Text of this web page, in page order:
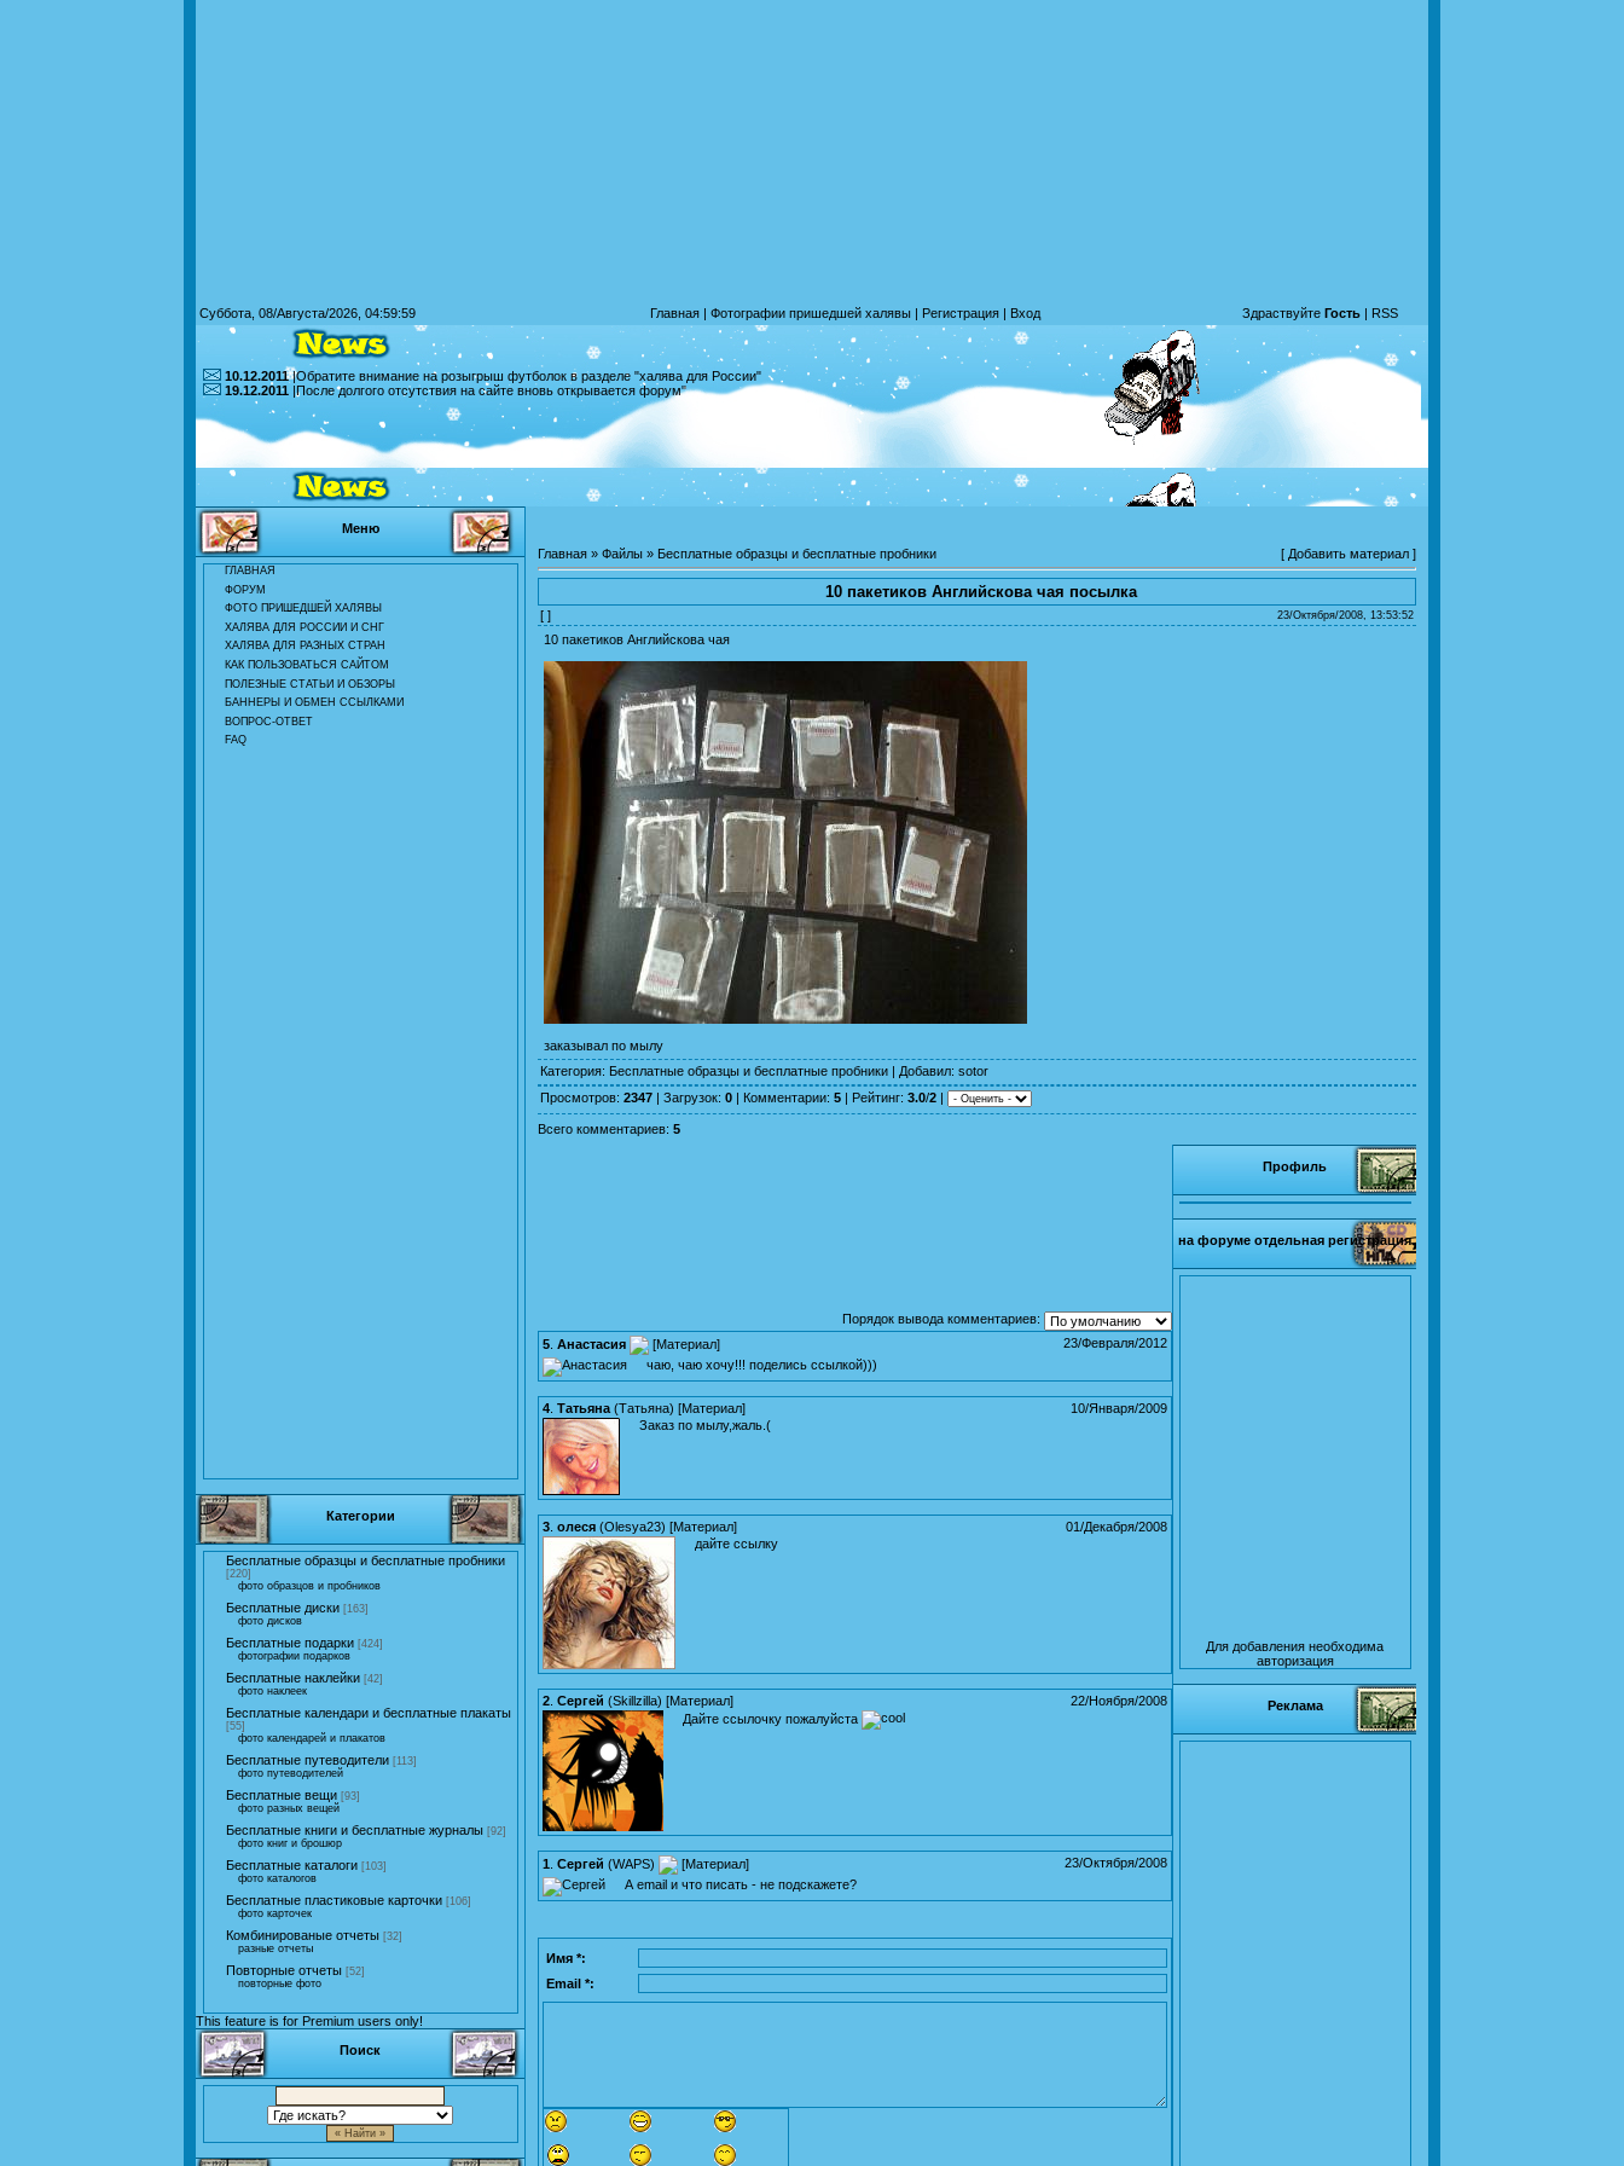
Суббота, 08/Августа/2026, 04:59:59 Главная | Фотографии пришедшей халявы | Регистрация | Вход Здраствуйте Гость | RSS
10.12.2011|Обратите внимание на розыгрыш футболок в разделе "халява для России"
19.12.2011 |После долгого отсутствия на сайте вновь открывается форум"
Меню
ГЛАВНАЯ
ФОРУМ
ФОТО ПРИШЕДШЕЙ ХАЛЯВЫ
ХАЛЯВА ДЛЯ РОССИИ И СНГ
ХАЛЯВА ДЛЯ РАЗНЫХ СТРАН
КАК ПОЛЬЗОВАТЬСЯ САЙТОМ
ПОЛЕЗНЫЕ СТАТЬИ И ОБЗОРЫ
БАННЕРЫ И ОБМЕН ССЫЛКАМИ
ВОПРОС-ОТВЕТ
FAQ
Категории
Бесплатные образцы и бесплатные пробники
[220]
фото образцов и пробников
Бесплатные диски [163]
фото дисков
Бесплатные подарки [424]
фотографии подарков
Бесплатные наклейки [42]
фото наклеек
Бесплатные календари и бесплатные плакаты
[55]
фото календарей и плакатов
Бесплатные путеводители [113]
фото путеводителей
Бесплатные вещи [93]
фото разных вещей
Бесплатные книги и бесплатные журналы [92]
фото книг и брошюр
Бесплатные каталоги [103]
фото каталогов
Бесплатные пластиковые карточки [106]
фото карточек
Комбинированые отчеты [32]
разные отчеты
Повторные отчеты [52]
повторные фото
This feature is for Premium users only!
Поиск
Главная » Файлы » Бесплатные образцы и бесплатные пробники [ Добавить материал ]
10 пакетиков Английскова чая посылка
[ ] 23/Октября/2008, 13:53:52
10 пакетиков Английскова чая
заказывал по мылу
Категория: Бесплатные образцы и бесплатные пробники | Добавил: sotor
Просмотров: 2347 | Загрузок: 0 | Комментарии: 5 | Рейтинг: 3.0/2 |
Всего комментариев: 5
Порядок вывода комментариев:
23/Февраля/2012
5 Анастасия [Материал]
чаю, чаю хочу!!! поделись ссылкой)))
10/Января/2009
4 Татьяна (Татьяна) [Материал]
Заказ по мылу,жаль.(
01/Декабря/2008
3 олеся (Olesya23) [Материал]
дайте ссылку
22/Ноября/2008
2 Сергей (Skillzilla) [Материал]
Дайте ссылочку пожалуйста
23/Октября/2008
1 Сергей (WAPS) [Материал]
А email и что писать - не подскажете?
Имя *:
Email *:
Профиль
на форуме отдельная регистрация
Для добавления необходима
авторизация
Реклама